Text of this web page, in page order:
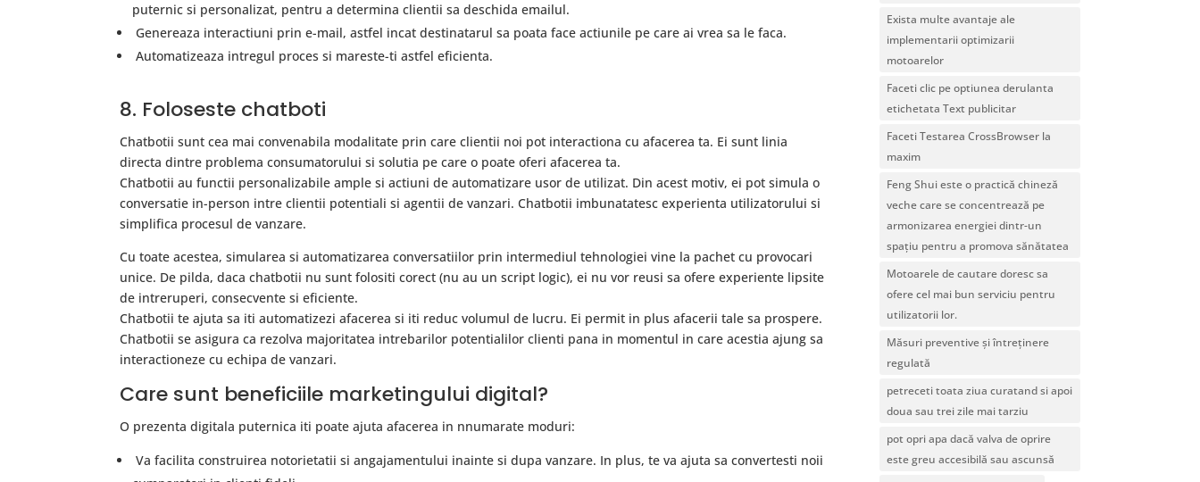
puternic si personalizat, pentru a determina clientii sa deschida emailul.
Genereaza interactiuni prin e-mail, astfel incat destinatarul sa poata face actiunile pe care ai vrea sa le faca.
Automatizeaza intregul proces si mareste-ti astfel eficienta.
8. Foloseste chatboti
Chatbotii sunt cea mai convenabila modalitate prin care clientii noi pot interactiona cu afacerea ta. Ei sunt linia
directa dintre problema consumatorului si solutia pe care o poate oferi afacerea ta.
Chatbotii au functii personalizabile ample si actiuni de automatizare usor de utilizat. Din acest motiv, ei pot simula o
conversatie in-person intre clientii potentiali si agentii de vanzari. Chatbotii imbunatatesc experienta utilizatorului si
simplifica procesul de vanzare.
Cu toate acestea, simularea si automatizarea conversatiilor prin intermediul tehnologiei vine la pachet cu provocari
unice. De pilda, daca chatbotii nu sunt folositi corect (nu au un script logic), ei nu vor reusi sa ofere experiente lipsite
de intreruperi, consecvente si eficiente.
Chatbotii te ajuta sa iti automatizezi afacerea si iti reduc volumul de lucru. Ei permit in plus afacerii tale sa prospere.
Chatbotii se asigura ca rezolva majoritatea intrebarilor potentialilor clienti pana in momentul in care acestia ajung sa
interactioneze cu echipa de vanzari.
Care sunt beneficiile marketingului digital?
O prezenta digitala puternica iti poate ajuta afacerea in nnumarate moduri:
Va facilita construirea notorietatii si angajamentului inainte si dupa vanzare. In plus, te va ajuta sa convertesti noii
Exista multe avantaje ale
implementarii optimizarii
motoarelor
Faceti clic pe optiunea derulanta
etichetata Text publicitar
Faceti Testarea CrossBrowser la
maxim
Feng Shui este o practică chineză
veche care se concentrează pe
armonizarea energiei dintr-un
spațiu pentru a promova sănătatea
Motoarele de cautare doresc sa
ofere cel mai bun serviciu pentru
utilizatorii lor.
Măsuri preventive și întreținere
regulată
petreceti toata ziua curatand si apoi
doua sau trei zile mai tarziu
pot opri apa dacă valva de oprire
este greu accesibilă sau ascunsă